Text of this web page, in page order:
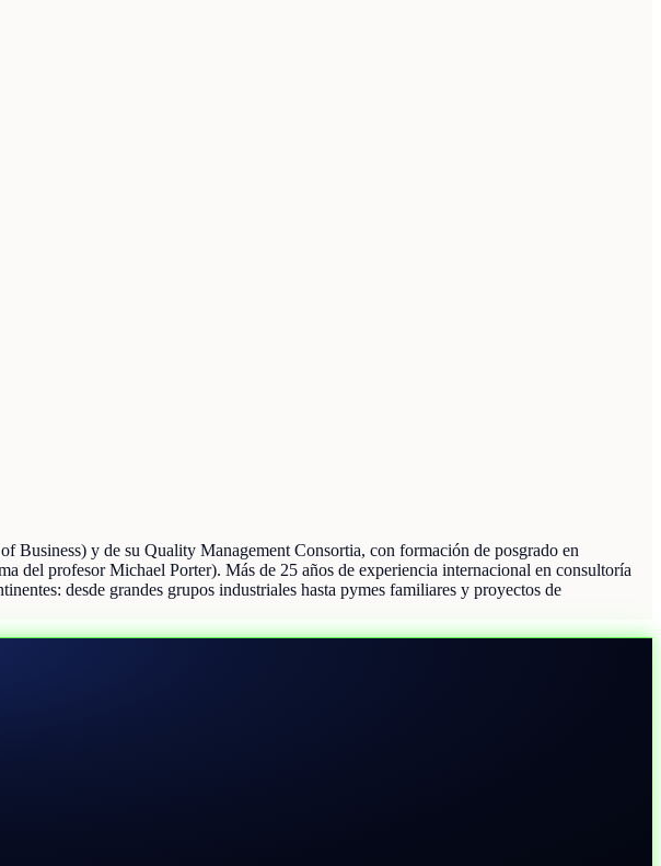
y de su Quality Management Consortia, con formación de posgrado en
del profesor Michael Porter). Más de 25 años de experiencia internacional en consultoría
desde grandes grupos industriales hasta pymes familiares y proyectos de